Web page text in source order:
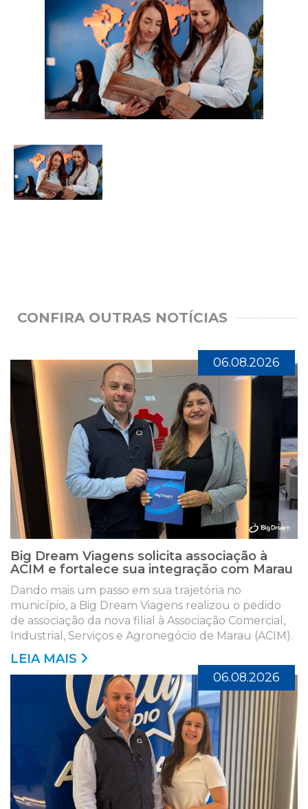
CONFIRA OUTRAS NOTÍCIAS
06.08.2026
Big Dream Viagens solicita associação à
ACIM e fortalece sua integração com Marau
Dando mais um passo em sua trajetória no
município, a Big Dream Viagens realizou o pedido
de associação da nova filial à Associação Comercial,
Industrial, Serviços e Agronegócio de Marau (ACIM).
LEIA MAIS
06.08.2026